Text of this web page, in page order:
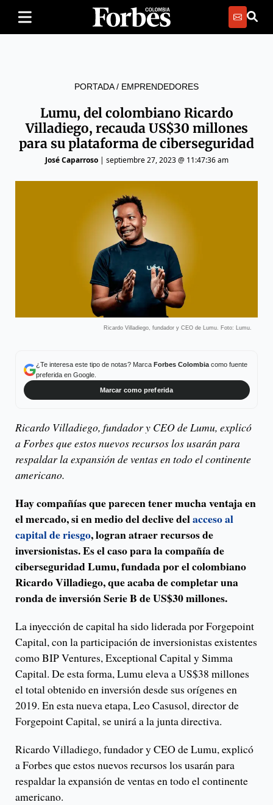
PORTADA/ EMPRENDEDORES
Lumu, del colombiano Ricardo
Villadiego, recauda US$30 millones
para su plataforma de ciberseguridad
José Caparroso| septiembre 27, 2023 @ 11:47:36 am
Ricardo Villadiego, fundador y CEO de Lumu. Foto: Lumu.
¿Te interesa este tipo de notas? Marca Forbes Colombiacomo fuente
preferida en Google.
Marcar como preferida
Ricardo Villadiego, fundador y CEO de Lumu, explicó
a Forbes que estos nuevos recursos los usarán para
respaldar la expansión de ventas en todo el continente
americano.
Hay compañías que parecen tener mucha ventaja en
el mercado, si en medio del declive delacceso al
capital de riesgo, logran atraer recursos de
inversionistas. Es el caso para la compañía de
ciberseguridad Lumu, fundada por el colombiano
Ricardo Villadiego, que acaba de completar una
ronda de inversión Serie B de US$30 millones.
La inyección de capital ha sido liderada por Forgepoint
Capital, con la participación de inversionistas existentes
como BIP Ventures, Exceptional Capital y Simma
Capital. De esta forma, Lumu eleva a US$38 millones
el total obtenido en inversión desde sus orígenes en
2019. En esta nueva etapa, Leo Casusol, director de
Forgepoint Capital, se unirá a la junta directiva.
Ricardo Villadiego, fundador y CEO de Lumu, explicó
a Forbes que estos nuevos recursos los usarán para
respaldar la expansión de ventas en todo el continente
americano.